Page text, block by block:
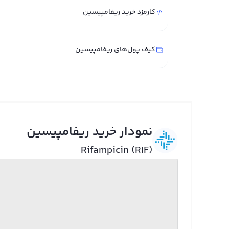
کارمزد خرید ریفامپیسین
کیف پول‌های ریفامپیسین
نمودار خرید ریفامپیسین
Rifampicin (RIF)